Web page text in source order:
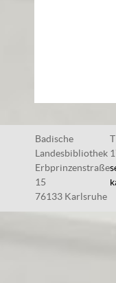
Badische
Landesbibliothek
Erbprinzenstraße
15
76133 Karlsruhe